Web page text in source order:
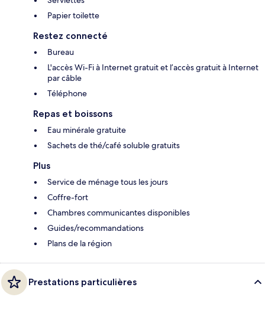
Papier toilette
Restez connecté
Bureau
L'accès Wi-Fi à Internet gratuit et l’accès gratuit à Internet
par câble
Téléphone
Repas et boissons
Eau minérale gratuite
Sachets de thé/café soluble gratuits
Plus
Service de ménage tous les jours
Coffre-fort
Chambres communicantes disponibles
Guides/recommandations
Plans de la région
Prestations particulières